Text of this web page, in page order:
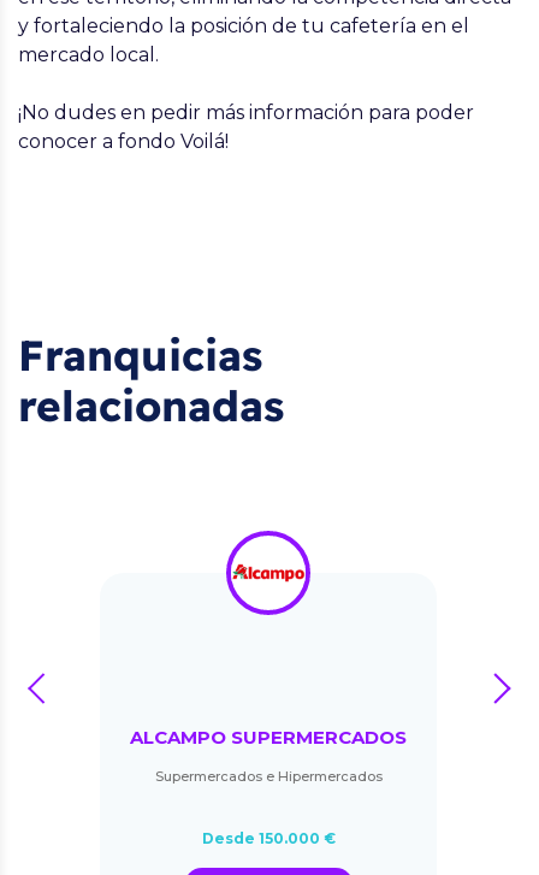
y fortaleciendo la posición de tu cafetería en el
mercado local.
¡No dudes en pedir más información para poder
conocer a fondo Voilá!
Franquicias
relacionadas
ALCAMPO SUPERMERCADOS
Supermercados e Hipermercados
Desde 150.000 €
prev next